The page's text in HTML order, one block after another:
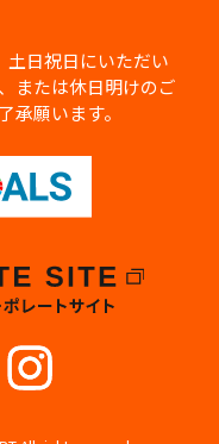
土日祝日にいただい
または休日明けのご
承願います。